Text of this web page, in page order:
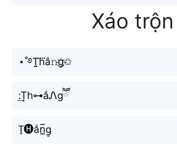
Xáo trộn
⋆˚࿔T̤̮h⃜ắ𝚗g҉✩
:͢Th⊶ắᏁgཽ
T̠🅗ắn̲̅g̠